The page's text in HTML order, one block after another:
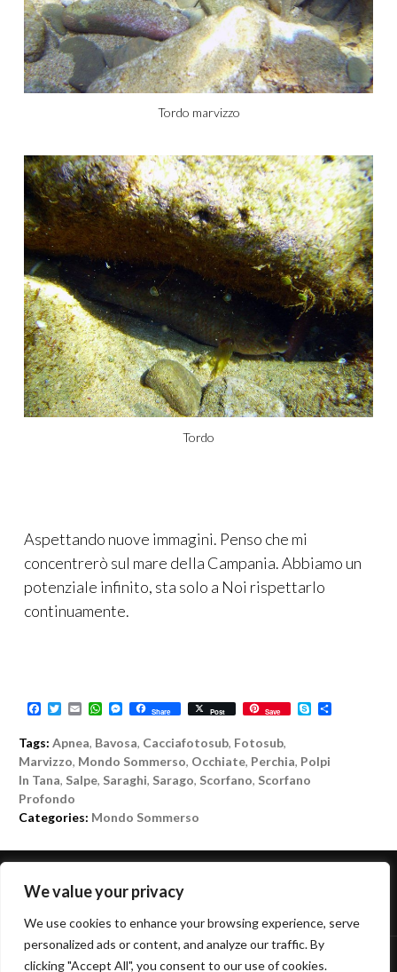
We value your privacy
We use cookies to enhance your browsing experience, serve
personalized ads or content, and analyze our traffic. By
clicking "Accept All", you consent to our use of cookies.
Tordo marvizzo
Tordo
Aspettando nuove immagini. Penso che mi
concentrerò sul mare della Campania. Abbiamo un
potenziale infinito, sta solo a Noi rispettarlo
continuamente.
F
e
b
o
o
k
T
t
t
e
r
E
i
l
W
t
s
A
p
M
s
e
n
g
r
Share Post Save S
e
Tags: Apnea, Bavosa, Cacciafotosub, Fotosub,
Marvizzo, Mondo Sommerso, Occhiate, Perchia, Polpi
In Tana, Salpe, Saraghi, Sarago, Scorfano, Scorfano
Profondo
Categories: Mondo Sommerso
NAVIGAZIONE
ARTICOLO
←PREVIOUS POST